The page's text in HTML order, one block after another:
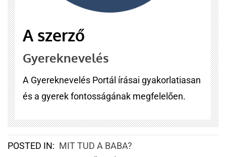
A szerző
Gyereknevelés
A Gyereknevelés Portál írásai gyakorlatiasan
és a gyerek fontosságának megfelelően.
POSTED IN: MIT TUD A BABA?